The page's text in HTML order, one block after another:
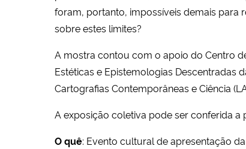
foram, portanto, impossíveis demais para
sobre estes limites?
A mostra contou com o apoio do Centro
Estéticas e Epistemologias Descentradas
Cartografias Contemporâneas e Ciência
A exposição coletiva pode ser conferida a
O quê: Evento cultural de apresentação